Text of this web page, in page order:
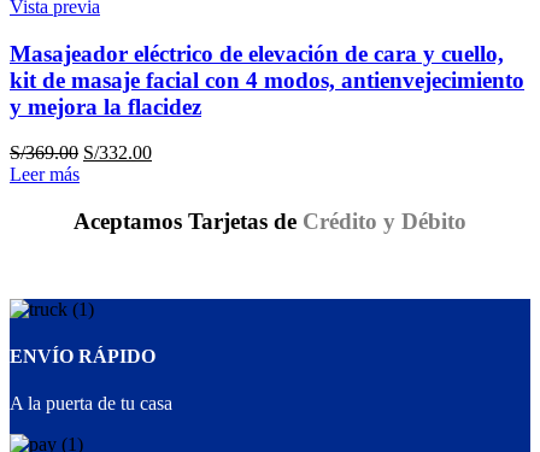
Vista previa
Masajeador eléctrico de elevación de cara y cuello,
kit de masaje facial con 4 modos, antienvejecimiento
y mejora la flacidez
S/369.00 S/332.00
Leer más
Aceptamos Tarjetas de Crédito y Débito
ENVÍO RÁPIDO
A la puerta de tu casa